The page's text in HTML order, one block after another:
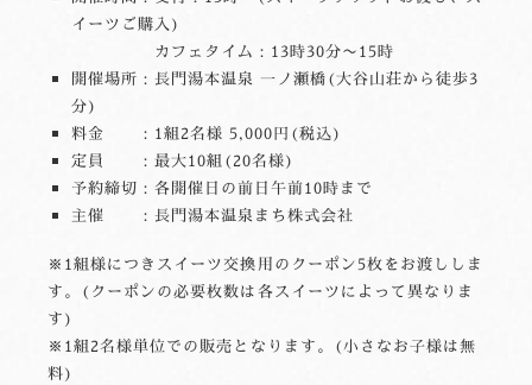
イーツご購入)
カフェタイム：13時30分〜15時
開催場所：長門湯本温泉 一ノ瀬橋(大谷山荘から徒歩3
分)
料金 ：1組2名様 5,000円(税込)
定員 ：最大10組(20名様)
予約締切：各開催日の前日午前10時まで
主催 ：長門湯本温泉まち株式会社
※1組様につきスイーツ交換用のクーポン5枚をお渡ししま
す。(クーポンの必要枚数は各スイーツによって異なりま
す)
※1組2名様単位での販売となります。(小さなお子様は無
料)